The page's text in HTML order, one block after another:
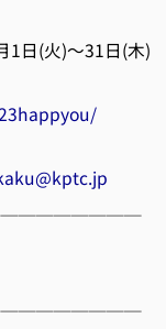
日(火)～31日(木)